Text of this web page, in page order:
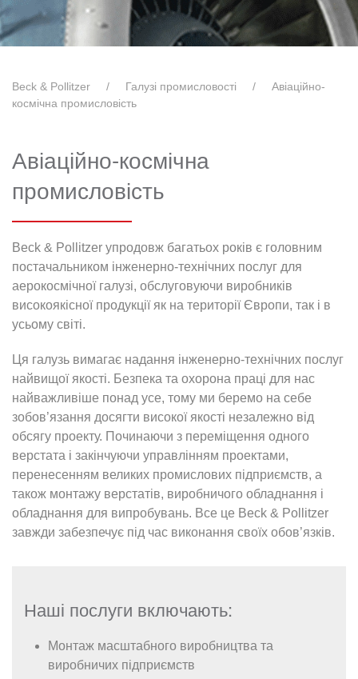
Beck & Pollitzer Галузі промисловості
Авіаційно-
космічна промисловість
Авіаційно-космічна
промисловість
Beck & Pollitzer упродовж багатьох років є головним
постачальником інженерно-технічних послуг для
аерокосмічної галузі, обслуговуючи виробників
високоякісної продукції як на території Європи, так і в
усьому світі.
Ця галузь вимагає надання інженерно-технічних послуг
найвищої якості. Безпека та охорона праці для нас
найважливіше понад усе, тому ми беремо на себе
зобов’язання досягти високої якості незалежно від
обсягу проекту. Починаючи з переміщення одного
верстата і закінчуючи управлінням проектами,
перенесенням великих промислових підприємств, а
також монтажу верстатів, виробничого обладнання і
обладнання для випробувань. Все це Beck & Pollitzer
завжди забезпечує під час виконання своїх обов’язків.
Наші послуги включають:
Монтаж масштабного виробництва та
виробничих підприємств